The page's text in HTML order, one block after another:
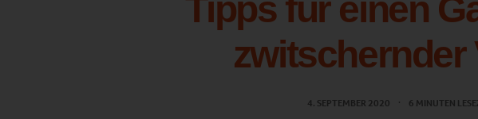
Tipps für einen
zwitschernder
4. SEPTEMBER 2020 6 MINUTEN